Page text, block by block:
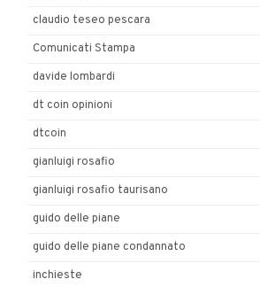
claudio teseo pescara
Comunicati Stampa
davide lombardi
dt coin opinioni
dtcoin
gianluigi rosafio
gianluigi rosafio taurisano
guido delle piane
guido delle piane condannato
inchieste